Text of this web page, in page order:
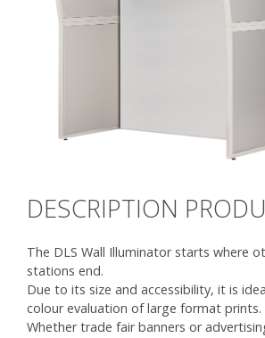
DESCRIPTION
The DLS Wall Illuminator starts where
stations end.
Due to its size and accessibility, it is
colour evaluation of large format prints.
Whether trade fair banners or